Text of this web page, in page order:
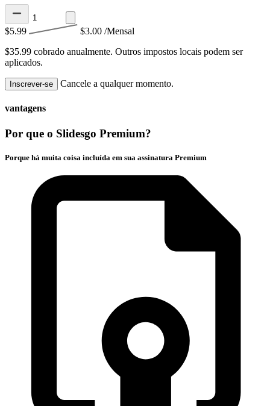
$5.99 $3.00 /Mensal
$35.99 cobrado anualmente. Outros impostos locais podem ser
aplicados.
Inscrever-se Cancele a qualquer momento.
vantagens
Por que o Slidesgo Premium?
Porque há muita coisa incluída em sua assinatura Premium